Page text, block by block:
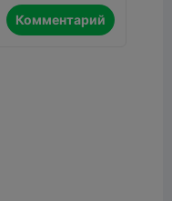
Комментарий